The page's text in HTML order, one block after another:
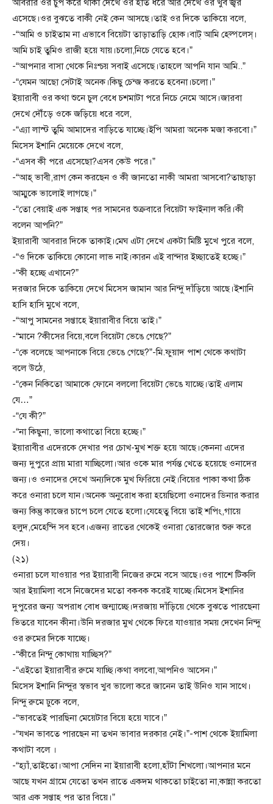
আবরার ওর চুপ করে থাকা দেখে ওর হাত ধরে আর দেখে ওর খুব জ্বর
এসেছে।ওর বুঝতে বাকী নেই কেন আসছে।তাই ওর দিকে তাকিয়ে বলে,
-“আমি ও চাইতাম না এভাবে বিয়েটা তাড়াতাড়ি হোক।বাট্ আমি হেল্পলেস্।
আমি চাই তুমিও রাজী হয়ে যায়।চলো,নিচে যেতে হবে।”
-“আপনার বাসা থেকে নিঃশ্চয় সবাই এসেছে।তাহলে আপনি যান আমি..”
-“যেমন আছো সেটাই অনেক।কিছু চেন্জ করতে হবেনা।চলো।”
ইয়ারাবী ওর কথা শুনে চুল বেধে চশমাটা পরে নিচে নেমে আসে।জারবা
দেখে দৌঁড়ে ওকে জড়িয়ে ধরে বলে,
-“এ্যা লাস্ট তুমি আমাদের বাড়িতে যাচ্ছে।ইপি আমরা অনেক মজা করবো।”
মিসেস ইশানি মেয়েকে দেখে বলে,
-“এসব কী পরে এসেছো?এসব কেউ পরে।”
-“আহ্ ভাবী,রাগ কেন করছেন ও কী জানতো নাকী আমরা আসবো?তাছাড়া
আম্মুকে ভালোই লাগছে।”
-“তো বেয়াই এক সপ্তাহ পর সামনের শুক্রবারে বিয়েটা ফাইনাল করি।কী
বলেন আপনি?”
ইয়ারাবী আবরার দিকে তাকাই।মেঘ এটা দেখে একটা মিষ্টি মুখে পুরে বলে,
-“ও দিকে তাকিয়ে কোনো লাভ নাই।কারন এই বান্দার ইচ্ছাতেই হচ্ছে।”
-“কী হচ্ছে এখানে?”
দরজার দিকে তাকিয়ে দেখে মিসেস জামান আর নিন্দু দাঁড়িয়ে আছে।ইশানি
হাসি হাসি মুখে বলে,
-“আপু সামনের সপ্তাহে ইয়ারাবীর বিয়ে তাই।”
-“মানে ?কীসের বিয়ে,বলে বিয়েটা ভেঙে গেছে?”
-“কে বলেছে আপনাকে বিয়ে ভেঙে গেছে?”-মি.ফুয়াদ পাশ থেকে কথাটা
বলে উঠে,
-“কেন নিকিতো আমাকে ফোনে বললো বিয়েটা ভেঙে যাচ্ছে।তাই এলাম
যে…”
-“যে কী?”
-“না কিছুনা, ভালো কথাতো বিয়ে হচ্ছে।”
ইয়ারাবীর এদেরকে দেখার পর চোখ-মুখ শক্ত হয়ে আছে।কেননা এদের
জন্য দুপুরে প্রায় মারা যাচ্ছিলো।আর ওকে মার পর্যন্ত খেতে হয়েছে ওনাদের
জন্য।ও ওনাদের দেখে অন্যদিকে মুখ ফিরিয়ে নেই।বিয়ের পাকা কথা ঠিক
করে ওনারা চলে যান।অনেক অনুরোধ করা হয়েছিলো ওনাদের ডিনার করার
জন্য কিন্তু কাজের চাপে চলে যেতে হলো।যেহেতু বিয়ে তাই শপিং,গায়ে
হলুদ,মেহেন্দি সব হবে।এজন্য রাতের থেকেই ওনারা তোরজোর শুরু করে
দেয়।
(২১)
ওনারা চলে যাওয়ার পর ইয়ারাবী নিজের রুমে বসে আছে।ওর পাশে টিকলি
আর ইয়ামিলা বসে নিজেদের মতো বকবক করেই যাচ্ছে।মিসেস ইশানির
দুপুরের জন্য অপরাধ বোধ জন্মাচ্ছে।দরজায় দাঁড়িয়ে থেকে বুঝতে পারছেনা
ভিতরে যাবেন কীনা।উনি দরজার মুখ থেকে ফিরে যাওয়ার সময় দেখেন নিন্দু
ওর রুমের দিকে যাচ্ছে।
-“কীরে নিন্দু কোথায় যাচ্ছিস?”
-“এইতো ইয়ারাবীর রুমে যাচ্ছি।কথা বলবো,আপনিও আসেন।”
মিসেস ইশানি নিন্দুর স্বভাব খুব ভালো করে জানেন তাই উনিও যান সাথে।
নিন্দু রুমে ঢুকে বলে,
-“ভাবতেই পারছিনা মেয়েটার বিয়ে হয়ে যাবে।”
-“যখন ভাবতে পারছেন না তখন ভাবার দরকার নেই।”-পাশ থেকে ইয়ামিলা
কথাটা বলে ।
-“হ্যাঁ,তাইতো।আপা সেদিন না ইয়ারাবী হলো,হাঁটা শিখলো।আপনার মনে
আছে যখন গ্রামে যেতো তখন রাতে একদম থাকতো চাইতো না,কান্না করতো
আর এক সপ্তাহ পর তার বিয়ে।”